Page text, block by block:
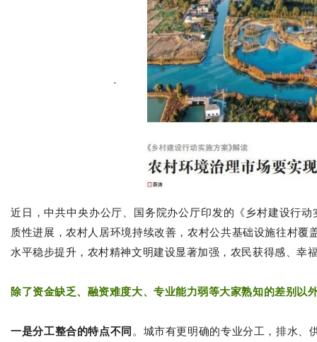
近日，中共中央办公厅、国务院办公厅印发的《乡村建设行
质性进展，农村人居环境持续改善，农村公共基础设施往村
水平稳步提升，农村精神文明建设显著加强，农民获得感、幸
除了资金缺乏、融资难度大、专业能力弱等大家熟知的差别以
一是分工整合的特点不同 。城市有更明确的专业分工，排水、